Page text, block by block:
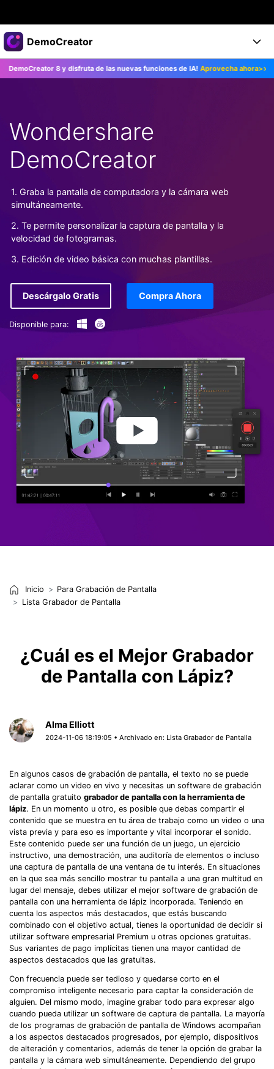
Productos destacados
Creatividad digital con AIGC
Utilidades
Empresas
Sala de prensa
Tienda
Soporte
DemoCreator
Productos
Características
Características IA
Consejos sobre la IA
Soluciones
DemoCreator para
Blog
Encuentra más soluciones >
Ayuda
Empieza
Ayuda
Empresa
DESCARGAR COMPRAR AHORA
8 y disfruta de las nuevas funciones de IA!Aprovecha ahora>>
Wondershare
DemoCreator
1. Graba la pantalla de computadora y la cámara web
simultáneamente.
2. Te permite personalizar la captura de pantalla y la
velocidad de fotogramas.
3. Edición de video básica con muchas plantillas.
Descárgalo Gratis Compra Ahora
Disponible para:
Inicio
Para Grabación de Pantalla
Lista Grabador de Pantalla
¿Cuál es el Mejor Grabador
de Pantalla con Lápiz?
Alma Elliott
2024-11-06 18:19:05 • Archivado en: Lista Grabador de Pantalla
En algunos casos de grabación de pantalla, el texto no se puede
aclarar como un video en vivo y necesitas un software de grabación
de pantalla gratuito grabador de pantalla con la herramienta de
lápiz. En un momento u otro, es posible que debas compartir el
contenido que se muestra en tu área de trabajo como un video o una
vista previa y para eso es importante y vital incorporar el sonido.
Este contenido puede ser una función de un juego, un ejercicio
instructivo, una demostración, una auditoría de elementos o incluso
una captura de pantalla de una ventana de tu interés. En situaciones
en la que sea más sencillo mostrar tu pantalla a una gran multitud en
lugar del mensaje, debes utilizar el mejor software de grabación de
pantalla con una herramienta de lápiz incorporada. Teniendo en
cuenta los aspectos más destacados, que estás buscando
combinado con el objetivo actual, tienes la oportunidad de decidir si
utilizar software empresarial Premium u otras opciones gratuitas.
Sus variantes de pago implícitas tienen una mayor cantidad de
aspectos destacados que las gratuitas.
Con frecuencia puede ser tedioso y quedarse corto en el
compromiso inteligente necesario para captar la consideración de
alguien. Del mismo modo, imagine grabar todo para expresar algo
cuando pueda utilizar un software de captura de pantalla. La mayoría
de los programas de grabación de pantalla de Windows acompañan
a los aspectos destacados progresados, por ejemplo, dispositivos
de alteración y comentarios, además de tener la opción de grabar la
pantalla y la cámara web simultáneamente. Dependiendo del grupo